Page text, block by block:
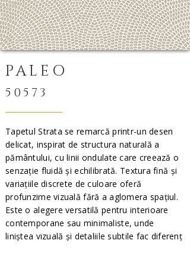
PALEO
50573
Tapetul Strata se remarcă printr-un desen
delicat, inspirat de structura naturală a
pământului, cu linii ondulate care creează o
senzație fluidă și echilibrată. Textura fină și
variațiile discrete de culoare oferă
profunzime vizuală fără a aglomera spațiul.
Este o alegere versatilă pentru interioare
contemporane sau minimaliste, unde
liniștea vizuală și detaliile subtile fac diferenț